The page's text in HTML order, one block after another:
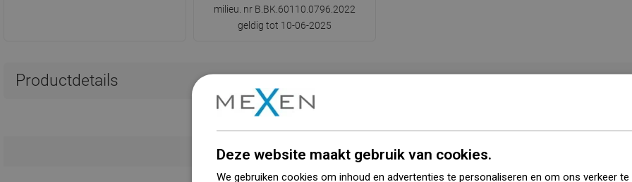
milieu. nr B.BK.60110.0796.2022
geldig tot 10-06-2025
Productdetails
Kleur Zwart
Deze website maakt gebruik van cookies.
We gebruiken cookies om inhoud en advertenties te personaliseren en om ons verkeer te